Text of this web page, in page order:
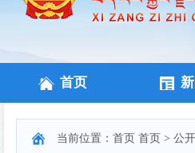
首页
当前位置： 首页 首页 > 公开